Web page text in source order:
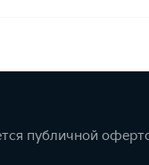
публичной